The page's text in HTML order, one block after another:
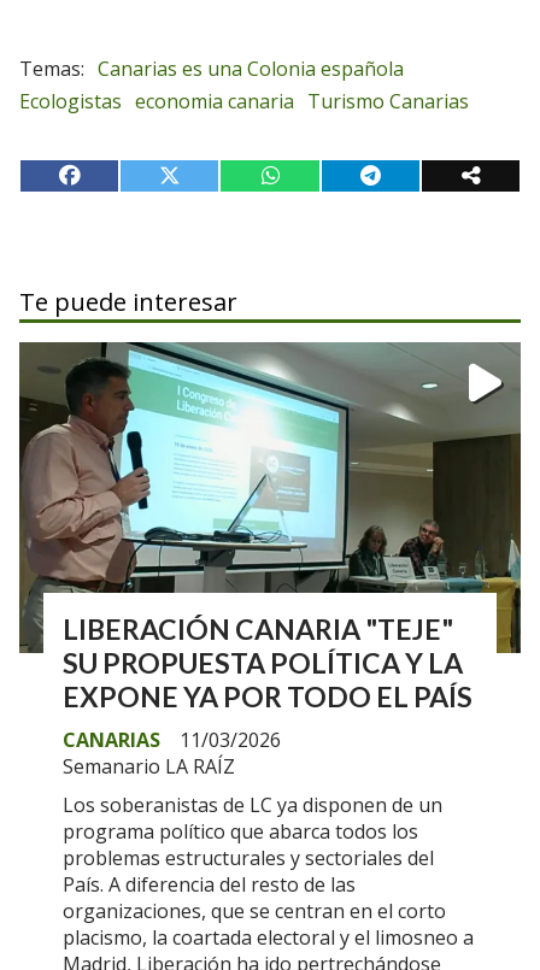
Canarias es una Colonia española
Ecologistas economia canaria Turismo Canarias
Te puede interesar
LIBERACIÓN CANARIA "TEJE"
SU PROPUESTA POLÍTICA Y LA
EXPONE YA POR TODO EL PAÍS
Semanario LA RAÍZ
CANARIAS 11/03/2026
Los soberanistas de LC ya disponen de un
programa político que abarca todos los
problemas estructurales y sectoriales del
País. A diferencia del resto de las
organizaciones, que se centran en el corto
placismo, la coartada electoral y el limosneo a
Madrid, Liberación ha ido pertrechándose